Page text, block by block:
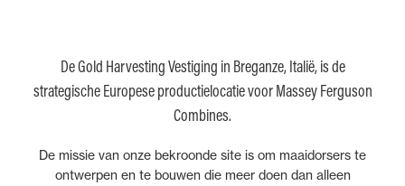
De Gold Harvesting Vestiging in Breganze, Italië, is de
strategische Europese productielocatie voor Massey Ferguson
Combines.
De missie van onze bekroonde site is om maaidorsers te
ontwerpen en te bouwen die meer doen dan alleen